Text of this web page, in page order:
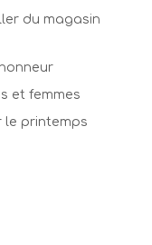
du magasin
et femmes
le printemps